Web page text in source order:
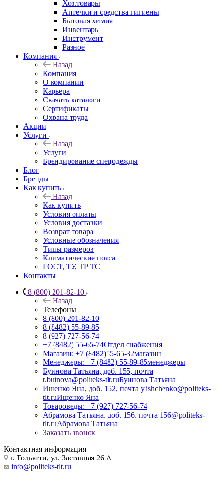
Хоз.товары
Аптечки и средства гигиены
Бытовая химия
Инвентарь
Инструмент
Разное
Компания
Назад
Компания
О компании
Карьера
Cкачать каталоги
Сертификаты
Охрана труда
Акции
Услуги
Назад
Услуги
Брендирование спецодежды
Блог
Бренды
Как купить
Назад
Как купить
Условия оплаты
Условия доставки
Возврат товара
Условные обозначения
Типы размеров
Климатические пояса
ГОСТ, ТУ, ТР ТС
Контакты
8 (800) 201-82-10
Назад
Телефоны
8 (800) 201-82-10
8 (8482) 55-89-85
8 (927) 727-56-74
+7 (8482) 55-65-74Отдел снабжения
Магазин: +7 (8482)55-65-32магазин
Менеджеры: +7 (8482) 55-89-85менеджеры
Буинова Татьяна, доб. 155, почта
t.buinova@politeks-tlt.ruБуинова Татьяна
Ищенко Яна, доб. 152, почта y.ishchenko@politeks-
tlt.ruИщенко Яна
Товароведы: +7 (927) 727-56-74
Абрамова Татьяна, доб. 156, почта 156@politeks-
tlt.ruАбрамова Татьяна
Заказать звонок
Контактная информация
г. Тольятти, ул. Заставная 26 А
info@politeks-tlt.ru